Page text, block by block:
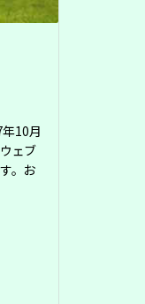
10月
ェブ
。お